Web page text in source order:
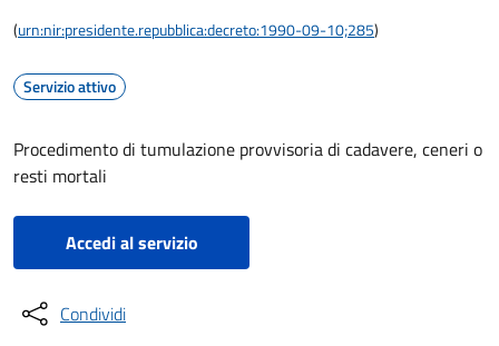
(urn:nir:presidente.repubblica:decreto:1990-09-10;285)
Servizio attivo
Procedimento di tumulazione provvisoria di cadavere, ceneri o
resti mortali
Accedi al servizio
Condividi